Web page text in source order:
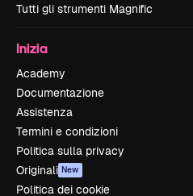
Tutti gli strumenti Magnific
Inizia
Academy
Documentazione
Assistenza
Termini e condizioni
Politica sulla privacy
Originali New
Politica dei cookie